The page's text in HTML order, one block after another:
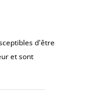
d'être
et sont